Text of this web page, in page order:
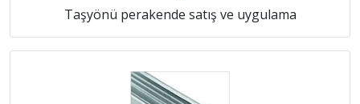
Taşyönü perakende satış ve uygulama